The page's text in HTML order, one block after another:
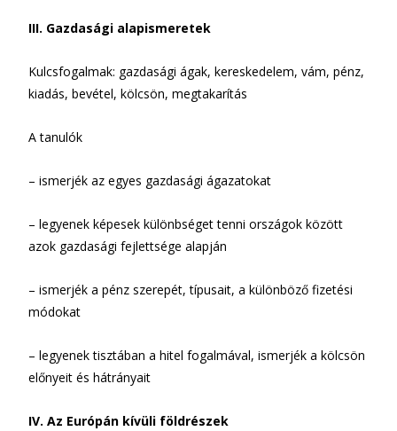
III. Gazdasági alapismeretek
Kulcsfogalmak: gazdasági ágak, kereskedelem, vám, pénz,
kiadás, bevétel, kölcsön, megtakarítás
A tanulók
– ismerjék az egyes gazdasági ágazatokat
– legyenek képesek különbséget tenni országok között
azok gazdasági fejlettsége alapján
– ismerjék a pénz szerepét, típusait, a különböző fizetési
módokat
– legyenek tisztában a hitel fogalmával, ismerjék a kölcsön
előnyeit és hát­rá­nyait
IV. Az Európán kívüli földrészek